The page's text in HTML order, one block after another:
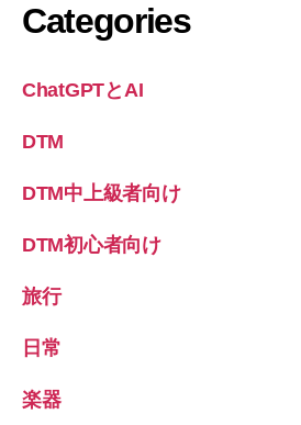
Categories
ChatGPTとAI
DTM
DTM中上級者向け
DTM初心者向け
旅行
日常
楽器